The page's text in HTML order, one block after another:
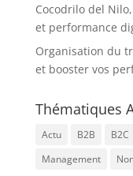
Cocodrilo del
et performance
Organisation du
et booster vos
Thématiques
Actu B2B B2C
Management